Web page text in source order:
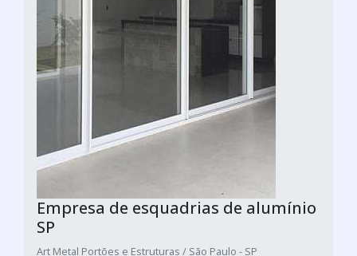
Empresa de esquadrias de alumínio
SP
Art Metal Portões e Estruturas / São Paulo - SP